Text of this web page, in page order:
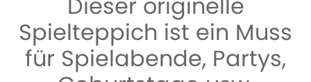
Spielteppich ist ein Muss
für Spielabende, Partys,